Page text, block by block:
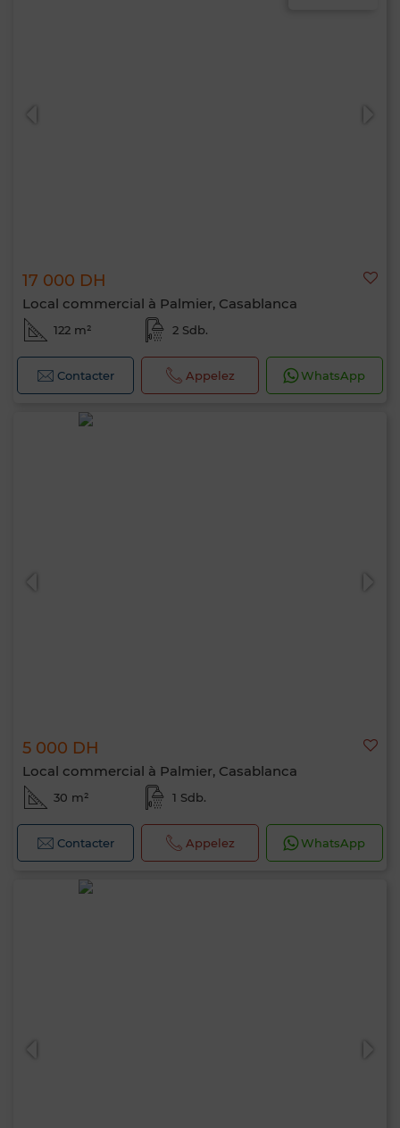
17 000 DH
Local commercial à Palmier, Casablanca
122 m² 2 Sdb.
Contacter Appelez WhatsApp
5 000 DH
Local commercial à Palmier, Casablanca
30 m² 1 Sdb.
Contacter Appelez WhatsApp